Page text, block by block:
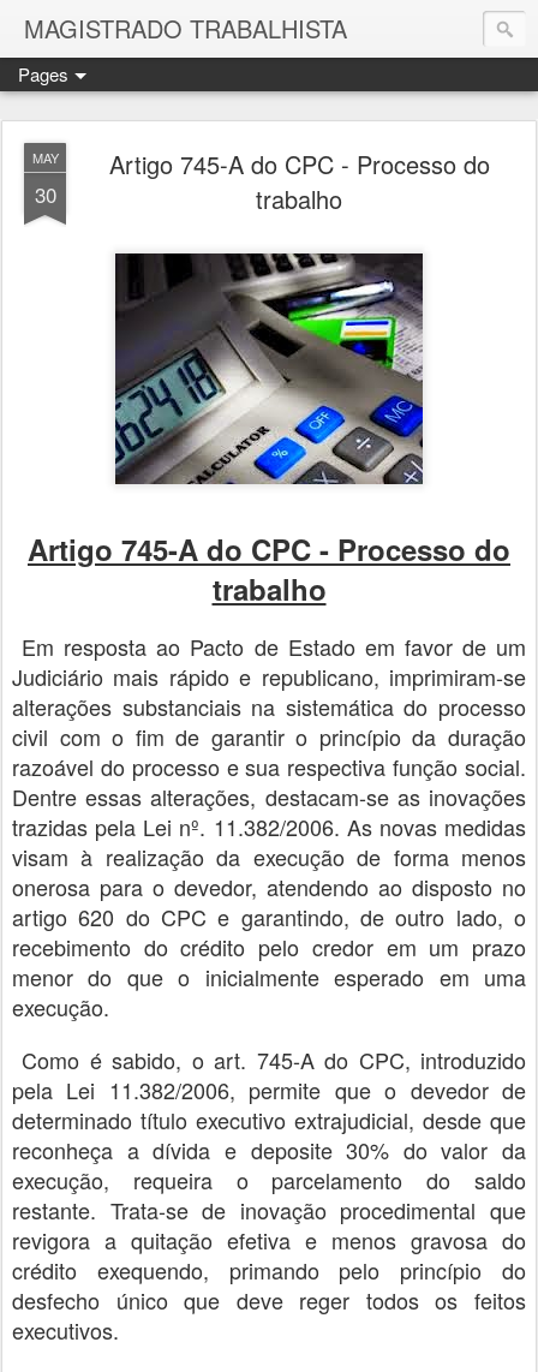
MAGISTRADO TRABALHISTA
Pages
MAY
30
Artigo 745-A do CPC - Processo do
trabalho
Artigo 745-A do CPC - Processo do
trabalho
Em resposta ao Pacto de Estado em favor de um
Judiciário mais rápido e republicano, imprimiram-se
alterações substanciais na sistemática do processo
civil com o fim de garantir o princípio da duração
razoável do processo e sua respectiva função social.
Dentre essas alterações, destacam-se as inovações
trazidas pela Lei nº. 11.382/2006. As novas medidas
visam à realização da execução de forma menos
onerosa para o devedor, atendendo ao disposto no
artigo 620 do CPC e garantindo, de outro lado, o
recebimento do crédito pelo credor em um prazo
menor do que o inicialmente esperado em uma
execução.
Como é sabido, o art. 745-A do CPC, introduzido
pela Lei 11.382/2006, permite que o devedor de
determinado título executivo extrajudicial, desde que
reconheça a dívida e deposite 30% do valor da
execução, requeira o parcelamento do saldo
restante. Trata-se de inovação procedimental que
revigora a quitação efetiva e menos gravosa do
crédito exequendo, primando pelo princípio do
desfecho único que deve reger todos os feitos
executivos.